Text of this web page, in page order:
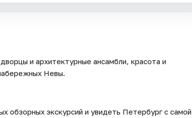
и архитектурные ансамбли, красота и
Невы.
обзорных экскурсий и увидеть Петербург с самой